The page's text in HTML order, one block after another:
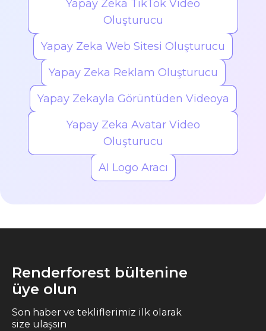
Yapay Zeka TikTok Video
Oluşturucu
Yapay Zeka Web Sitesi Oluşturucu
Yapay Zeka Reklam Oluşturucu
Yapay Zekayla Görüntüden Videoya
Yapay Zeka Avatar Video
Oluşturucu
AI Logo Aracı
Renderforest bültenine
üye olun
Son haber ve tekliflerimiz ilk olarak
size ulaşsın